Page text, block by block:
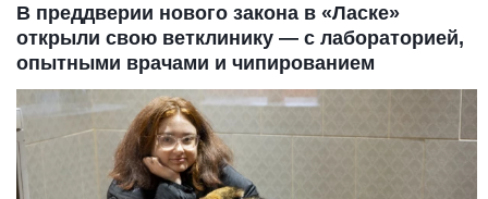
В преддверии нового закона в «Ласке»
открыли свою ветклинику — с лабораторией,
опытными врачами и чипированием